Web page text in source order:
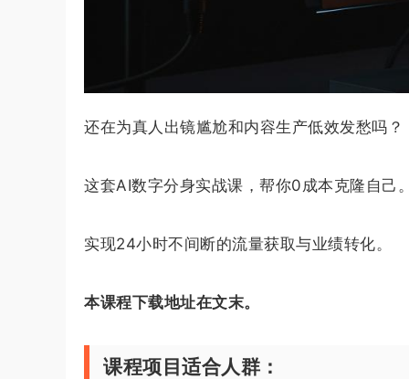
还在为真人出镜尴尬和内容生产低效发愁吗？
这套AI数字分身实战课，帮你0成本克隆自己
实现24小时不间断的流量获取与业绩转化。
本课程下载地址在文末。
课程项目适合人群：